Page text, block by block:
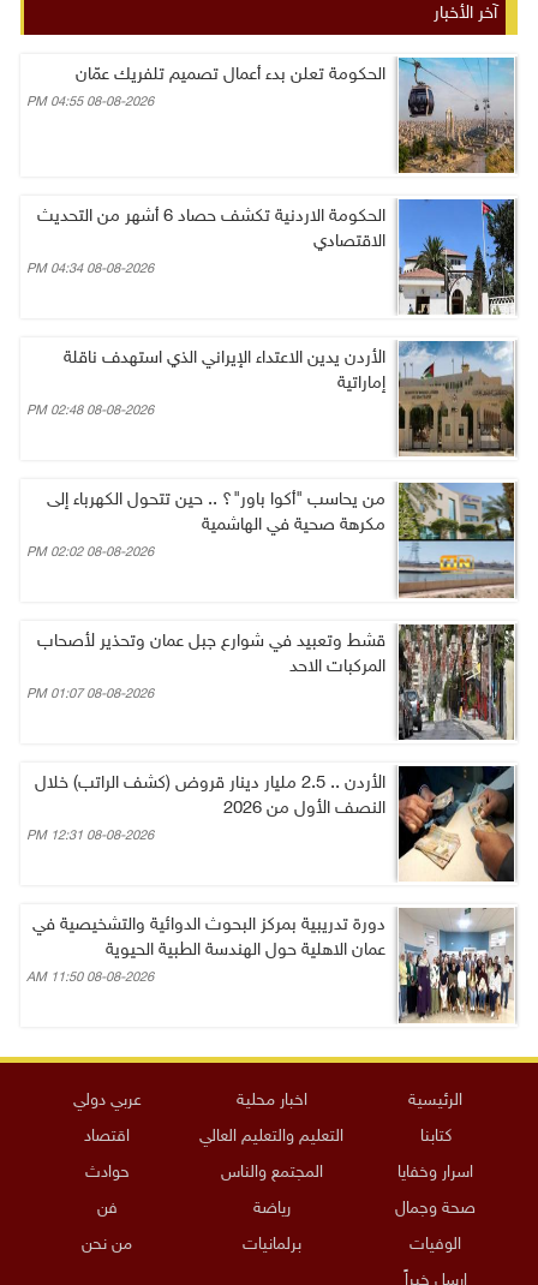
آخر الأخبار
الحكومة تعلن بدء أعمال تصميم تلفريك عمّان
08-08-2026 04:55 PM
الحكومة الاردنية تكشف حصاد 6 أشهر من التحديث
الاقتصادي
08-08-2026 04:34 PM
الأردن يدين الاعتداء الإيراني الذي استهدف ناقلة
إماراتية
08-08-2026 02:48 PM
من يحاسب "أكوا باور"؟ .. حين تتحول الكهرباء إلى
مكرهة صحية في الهاشمية
08-08-2026 02:02 PM
قشط وتعبيد في شوارع جبل عمان وتحذير لأصحاب
المركبات الاحد
08-08-2026 01:07 PM
الأردن .. 2.5 مليار دينار قروض (كشف الراتب) خلال
النصف الأول من 2026
08-08-2026 12:31 PM
دورة تدريبية بمركز البحوث الدوائية والتشخيصية في
عمان الاهلية حول الهندسة الطبية الحيوية
08-08-2026 11:50 AM
الرئيسية اخبار محلية
عربي دولي
كتابنا
التعليم والتعليم العالي
اقتصاد
اسرار وخفايا
المجتمع والناس
حوادث
صحة وجمال
رياضة
فن
الوفيات
برلمانيات
من نحن
ارسل خبراً